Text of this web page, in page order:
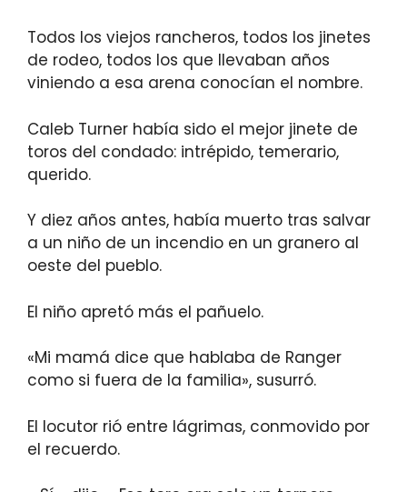
Todos los viejos rancheros, todos los jinetes
de rodeo, todos los que llevaban años
viniendo a esa arena conocían el nombre.
Caleb Turner había sido el mejor jinete de
toros del condado: intrépido, temerario,
querido.
Y diez años antes, había muerto tras salvar
a un niño de un incendio en un granero al
oeste del pueblo.
El niño apretó más el pañuelo.
«Mi mamá dice que hablaba de Ranger
como si fuera de la familia», susurró.
El locutor rió entre lágrimas, conmovido por
el recuerdo.